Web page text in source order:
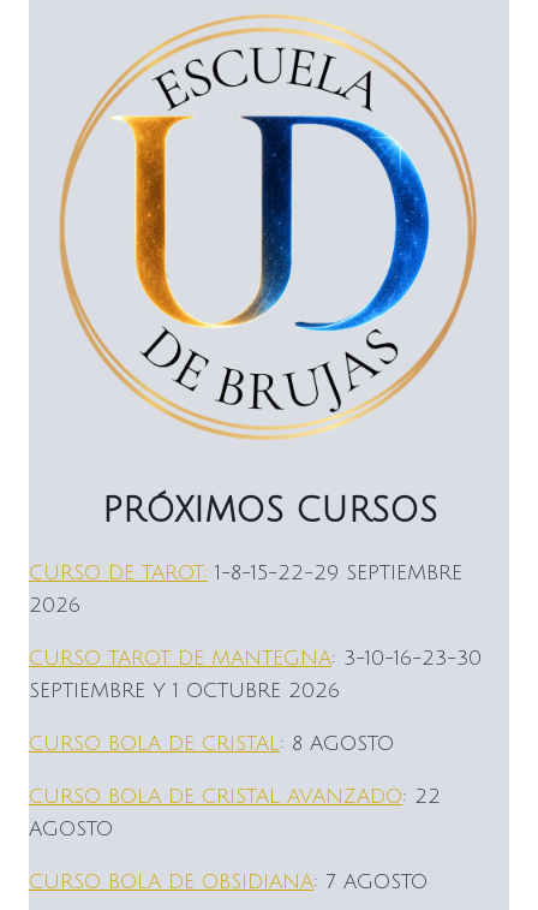
PRÓXIMOS CURSOS
CURSO DE TAROT: 1-8-15-22-29 SEPTIEMBRE
2026
CURSO TAROT DE MANTEGNA: 3-10-16-23-30
SEPTIEMBRE Y 1 OCTUBRE 2026
CURSO BOLA DE CRISTAL : 8 AGOSTO
CURSO BOLA DE CRISTAL AVANZADO: 22
AGOSTO
CURSO BOLA DE OBSIDIANA: 7 AGOSTO